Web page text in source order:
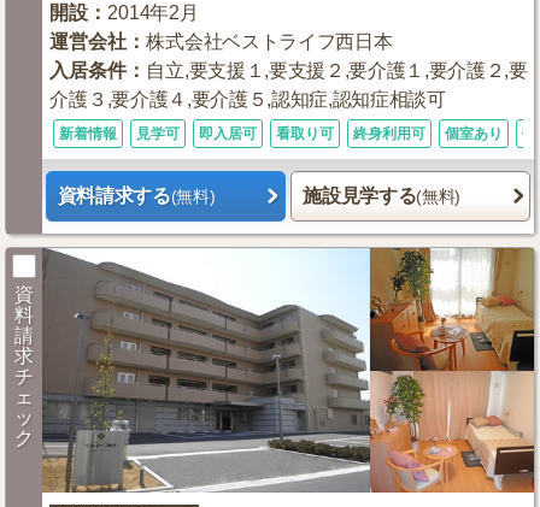
開設 ： 2014年2月
運営会社 ：株式会社ベストライフ西日本
入居条件： 自立,要支援１,要支援２,要介護１,要介護２,要
介護３,要介護４,要介護５,認知症,認知症相談可
新着情報 見学可 即入居可 看取り可 終身利用可 個室あり 体
資料請求する(無料) 施設見学する(無料)
資
料
請
求
チ
ェ
ッ
ク